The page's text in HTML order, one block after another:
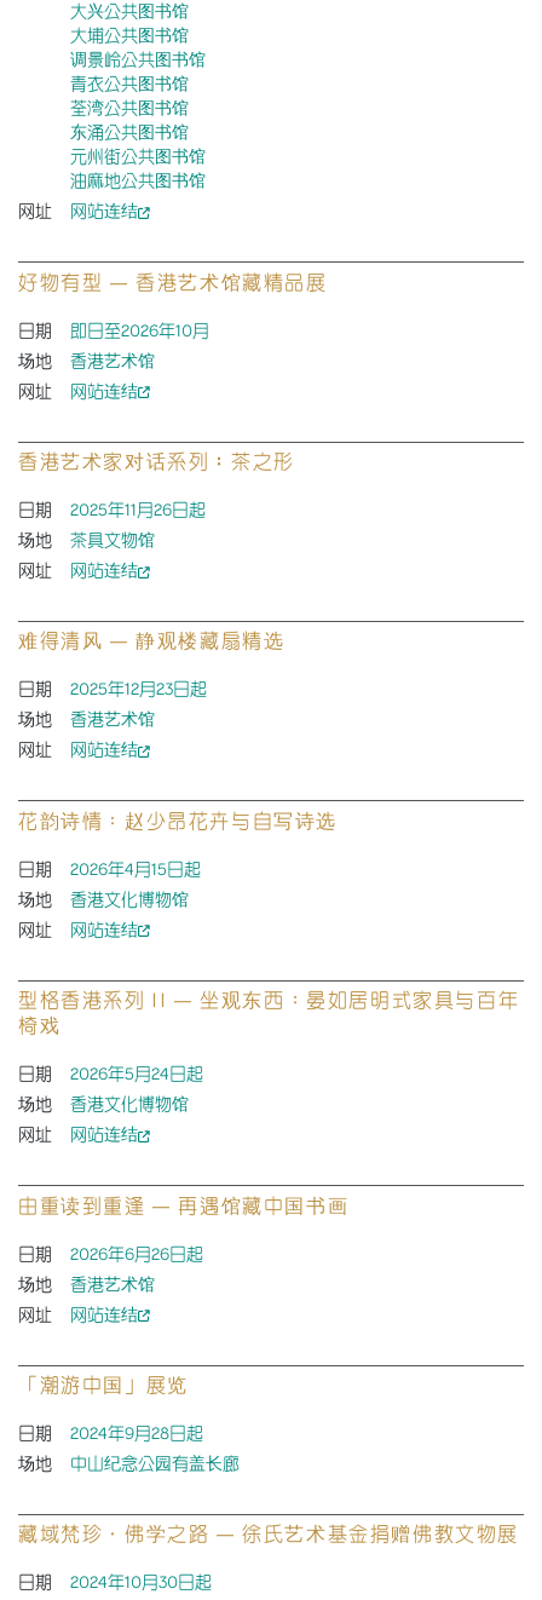
由重读到重逢 — 再遇馆藏中国书画
日期
2026年6月26日起
场地
香港艺术馆
网址
网站连结
型格香港系列 II — 坐观东西：晏如居明式家具与百年
椅戏
日期
2026年5月24日起
场地
香港文化博物馆
网址
网站连结
花韵诗情：赵少昂花卉与自写诗选
日期
2026年4月15日起
场地
香港文化博物馆
网址
网站连结
大兴公共图书馆
大埔公共图书馆
调景岭公共图书馆
青衣公共图书馆
荃湾公共图书馆
东涌公共图书馆
元州街公共图书馆
油麻地公共图书馆
网址
网站连结
香港艺术家对话系列︰茶之形
日期
2025年11月26日起
场地
茶具文物馆
网址
网站连结
难得清风 — 静观楼藏扇精选
日期
2025年12月23日起
场地
香港艺术馆
网址
网站连结
藏域梵珍．佛学之路 — 徐氏艺术基金捐赠佛教文物展
日期
2024年10月30日起
「潮游中国」展览
日期
2024年9月28日起
场地
中山纪念公园有盖长廊
好物有型 — 香港艺术馆藏精品展
日期
即日至2026年10月
场地
香港艺术馆
网址
网站连结